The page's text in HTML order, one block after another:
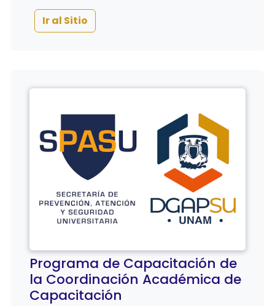
Ir al Sitio
Programa de Capacitación de
la Coordinación Académica de
Capacitación